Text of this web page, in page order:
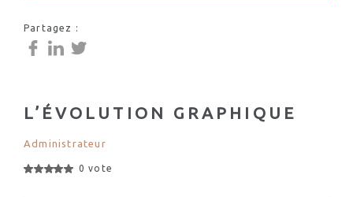
Partagez :
L’ÉVOLUTION GRAPHIQUE
Administrateur
0 vote